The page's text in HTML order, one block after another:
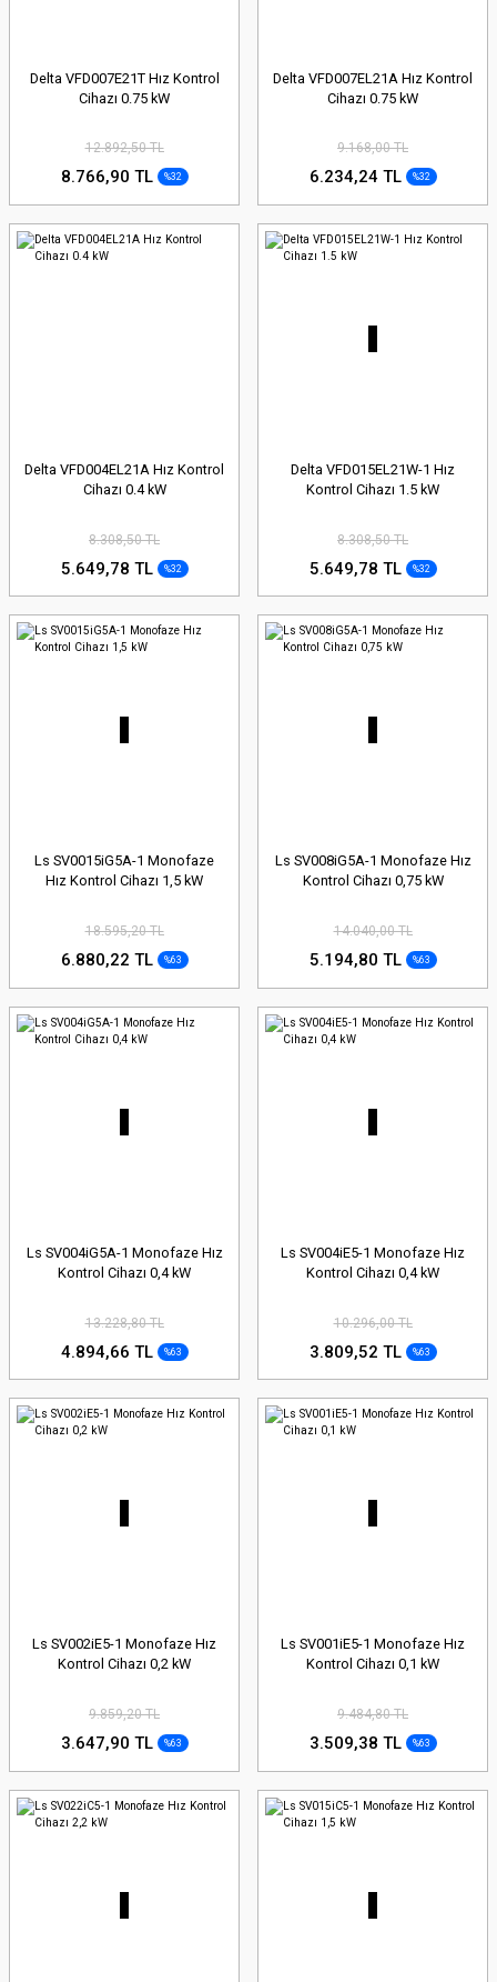
Delta VFD007E21T Hız Kontrol
Cihazı 0.75 kW
12.892,50 TL
8.766,90 TL %32
Delta VFD007EL21A Hız Kontrol
Cihazı 0.75 kW
9.168,00 TL
6.234,24 TL %32
Delta VFD004EL21A Hız Kontrol
Cihazı 0.4 kW
8.308,50 TL
5.649,78 TL %32
Delta VFD015EL21W-1 Hız
Kontrol Cihazı 1.5 kW
8.308,50 TL
5.649,78 TL %32
Ls SV0015iG5A-1 Monofaze
Hız Kontrol Cihazı 1,5 kW
18.595,20 TL
6.880,22 TL %63
Ls SV008iG5A-1 Monofaze Hız
Kontrol Cihazı 0,75 kW
14.040,00 TL
5.194,80 TL %63
Ls SV004iG5A-1 Monofaze Hız
Kontrol Cihazı 0,4 kW
13.228,80 TL
4.894,66 TL %63
Ls SV004iE5-1 Monofaze Hız
Kontrol Cihazı 0,4 kW
10.296,00 TL
3.809,52 TL %63
Ls SV002iE5-1 Monofaze Hız
Kontrol Cihazı 0,2 kW
9.859,20 TL
3.647,90 TL %63
Ls SV001iE5-1 Monofaze Hız
Kontrol Cihazı 0,1 kW
9.484,80 TL
3.509,38 TL %63